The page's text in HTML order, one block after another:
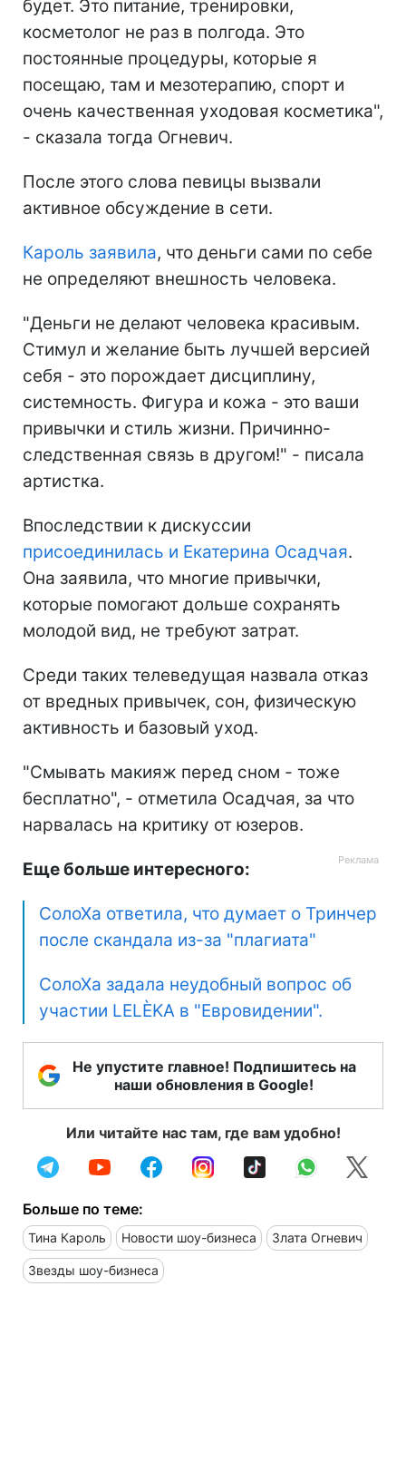
будет. Это питание, тренировки,
косметолог не раз в полгода. Это
постоянные процедуры, которые я
посещаю, там и мезотерапию, спорт и
очень качественная уходовая косметика",
- сказала тогда Огневич.
После этого слова певицы вызвали
активное обсуждение в сети.
Кароль заявила, что деньги сами по себе
не определяют внешность человека.
"Деньги не делают человека красивым.
Стимул и желание быть лучшей версией
себя - это порождает дисциплину,
системность. Фигура и кожа - это ваши
привычки и стиль жизни. Причинно-
следственная связь в другом!" - писала
артистка.
Впоследствии к дискуссии
присоединилась и Екатерина Осадчая.
Она заявила, что многие привычки,
которые помогают дольше сохранять
молодой вид, не требуют затрат.
Среди таких телеведущая назвала отказ
от вредных привычек, сон, физическую
активность и базовый уход.
"Смывать макияж перед сном - тоже
бесплатно", - отметила Осадчая, за что
нарвалась на критику от юзеров.
Еще больше интересного:
СолоХа ответила, что думает о Тринчер
после скандала из-за "плагиата"
СолоХа задала неудобный вопрос об
участии LELÈKA в "Евровидении".
Не упустите главное! Подпишитесь на
наши обновления в Google!
Или читайте нас там, где вам удобно!
Больше по теме:
Тина Кароль Новости шоу-бизнеса Злата Огневич
Звезды шоу-бизнеса